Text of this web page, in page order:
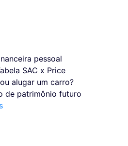
pessoal
SAC x Price
alugar um carro?
de patrimônio futuro